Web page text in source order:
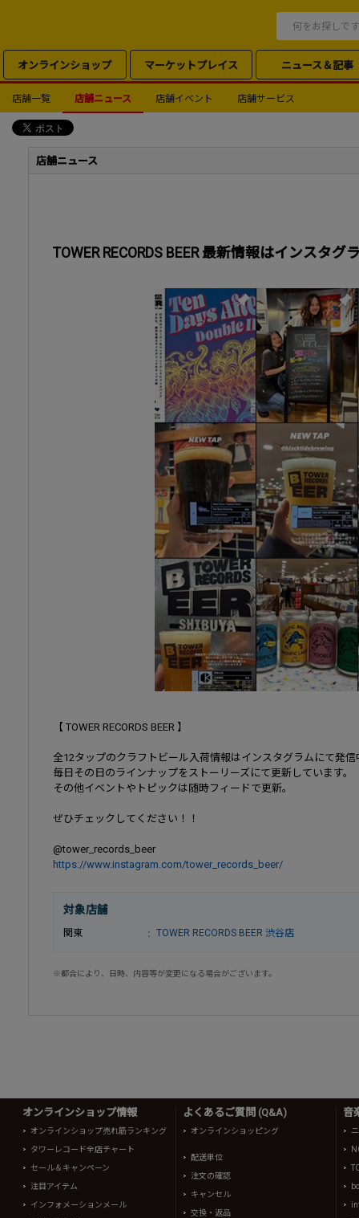
オンラインショップ マーケットプレイス ニュース＆記事
店舗一覧 店舗ニュース 店舗イベント 店舗サービス
店舗ニュース
TOWER RECORDS BEER 最新情報はインスタ
【 TOWER RECORDS BEER 】
全12タップのクラフトビール入荷情報はインスタグラムにて発信
毎日その日のラインナップをストーリーズにて更新しています。
その他イベントやトピックは随時フィードで更新。
ぜひチェックしてください！！
@tower_records_beer
https://www.instagram.com/tower_records_beer/
対象店舗
関東 TOWER RECORDS BEER 渋谷店
※都合により、日時、内容等が変更になる場合がございます。
オンラインショップ情報
オンラインショップ売れ筋ランキング
タワーレコード全店チャート
セール＆キャンペーン
注目アイテム
インフォメーションメール
よくあるご質問 (Q&A)
オンラインショッピング
配送単位
注文の確認
キャンセル
交換・返品
音